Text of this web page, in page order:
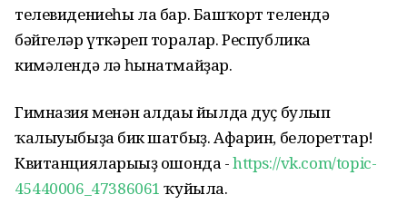
телевидениеһы ла бар. Башҡорт телендә
бәйгеләр үткәреп торалар. Республика
кимәлендә лә һынатмайҙар.
Гимназия менән алдағы йылда дуҫ булып
ҡалыуыбыҙға бик шатбыҙ. Афарин, белореттар!
Квитанцияларығыҙ ошонда -https://vk.com/topic-
45440006_47386061 ҡуйыла.